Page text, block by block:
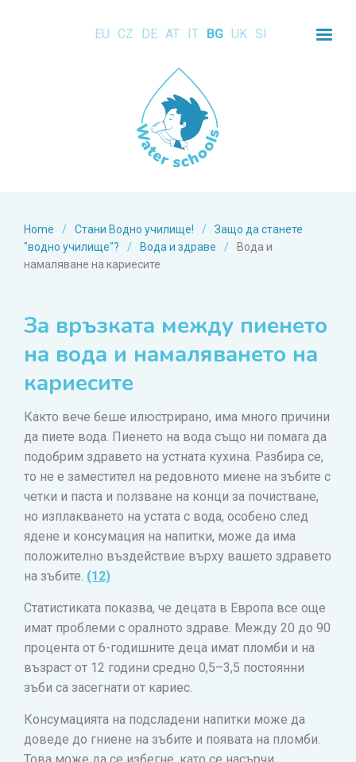
EU CZ DE AT IT BG UK SI
Home / Стани Водно училище! /
Защо да станете
"водно училище"?
/ Вода и здраве /
Вода и
намаляване на кариесите
За връзката между пиенето
на вода и намаляването на
кариесите
Както вече беше илюстрирано, има много причини
да пиете вода. Пиенето на вода също ни помага да
подобрим здравето на устната кухина. Разбира се,
то не е заместител на редовното миене на зъбите с
четки и паста и ползване на конци за почистване,
но изплакването на устата с вода, особено след
ядене и консумация на напитки, може да има
положително въздействие върху вашето здравето
на зъбите. (12)
Статистиката показва, че децата в Европа все още
имат проблеми с оралното здраве. Между 20 до 90
процента от 6-годишните деца имат пломби и на
възраст от 12 години средно 0,5–3,5 постоянни
зъби са засегнати от кариес.
Консумацията на подсладени напитки може да
доведе до гниене на зъбите и появата на пломби.